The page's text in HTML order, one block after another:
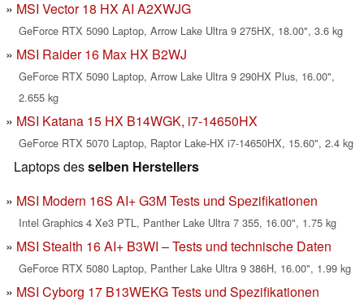
MSI Vector 18 HX AI A2XWJG
GeForce RTX 5090 Laptop, Arrow Lake Ultra 9 275HX, 18.00", 3.6 kg
MSI Raider 16 Max HX B2WJ
GeForce RTX 5090 Laptop, Arrow Lake Ultra 9 290HX Plus, 16.00",
2.655 kg
MSI Katana 15 HX B14WGK, i7-14650HX
GeForce RTX 5070 Laptop, Raptor Lake-HX i7-14650HX, 15.60", 2.4 kg
Laptops desselben Herstellers
MSI Modern 16S AI+ G3M Tests und Spezifikationen
Intel Graphics 4 Xe3 PTL, Panther Lake Ultra 7 355, 16.00", 1.75 kg
MSI Stealth 16 AI+ B3WI – Tests und technische Daten
GeForce RTX 5080 Laptop, Panther Lake Ultra 9 386H, 16.00", 1.99 kg
MSI Cyborg 17 B13WEKG Tests und Spezifikationen